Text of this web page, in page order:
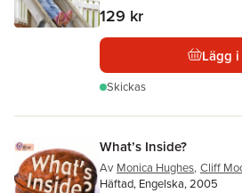
129 kr
Lägg
Skickas
What’s Inside?
Av Monica Hughes, Cliff
Häftad, Engelska, 2005